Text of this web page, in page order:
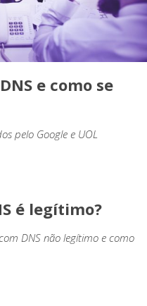
e como se
pelo Google e UOL
é legítimo?
DNS não legítimo e como